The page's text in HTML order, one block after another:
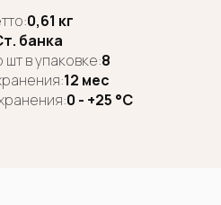
0,61 кг
банка
шт в упаковке:8
12 мес
0 - +25 °C